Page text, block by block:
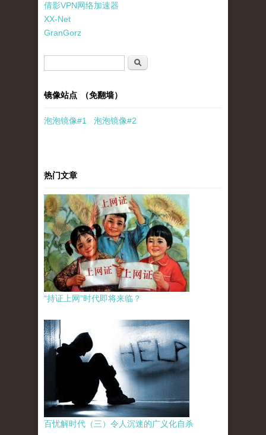
倩影VPN网络加速器
XX-Net
GranGorz
搜索
镜像站点 （免翻墙）
泡泡镜像#1 泡泡镜像#2
热门文章
“持证上网”时代即将来临？
百忧解时代（三）令人沉迷的广义化自杀